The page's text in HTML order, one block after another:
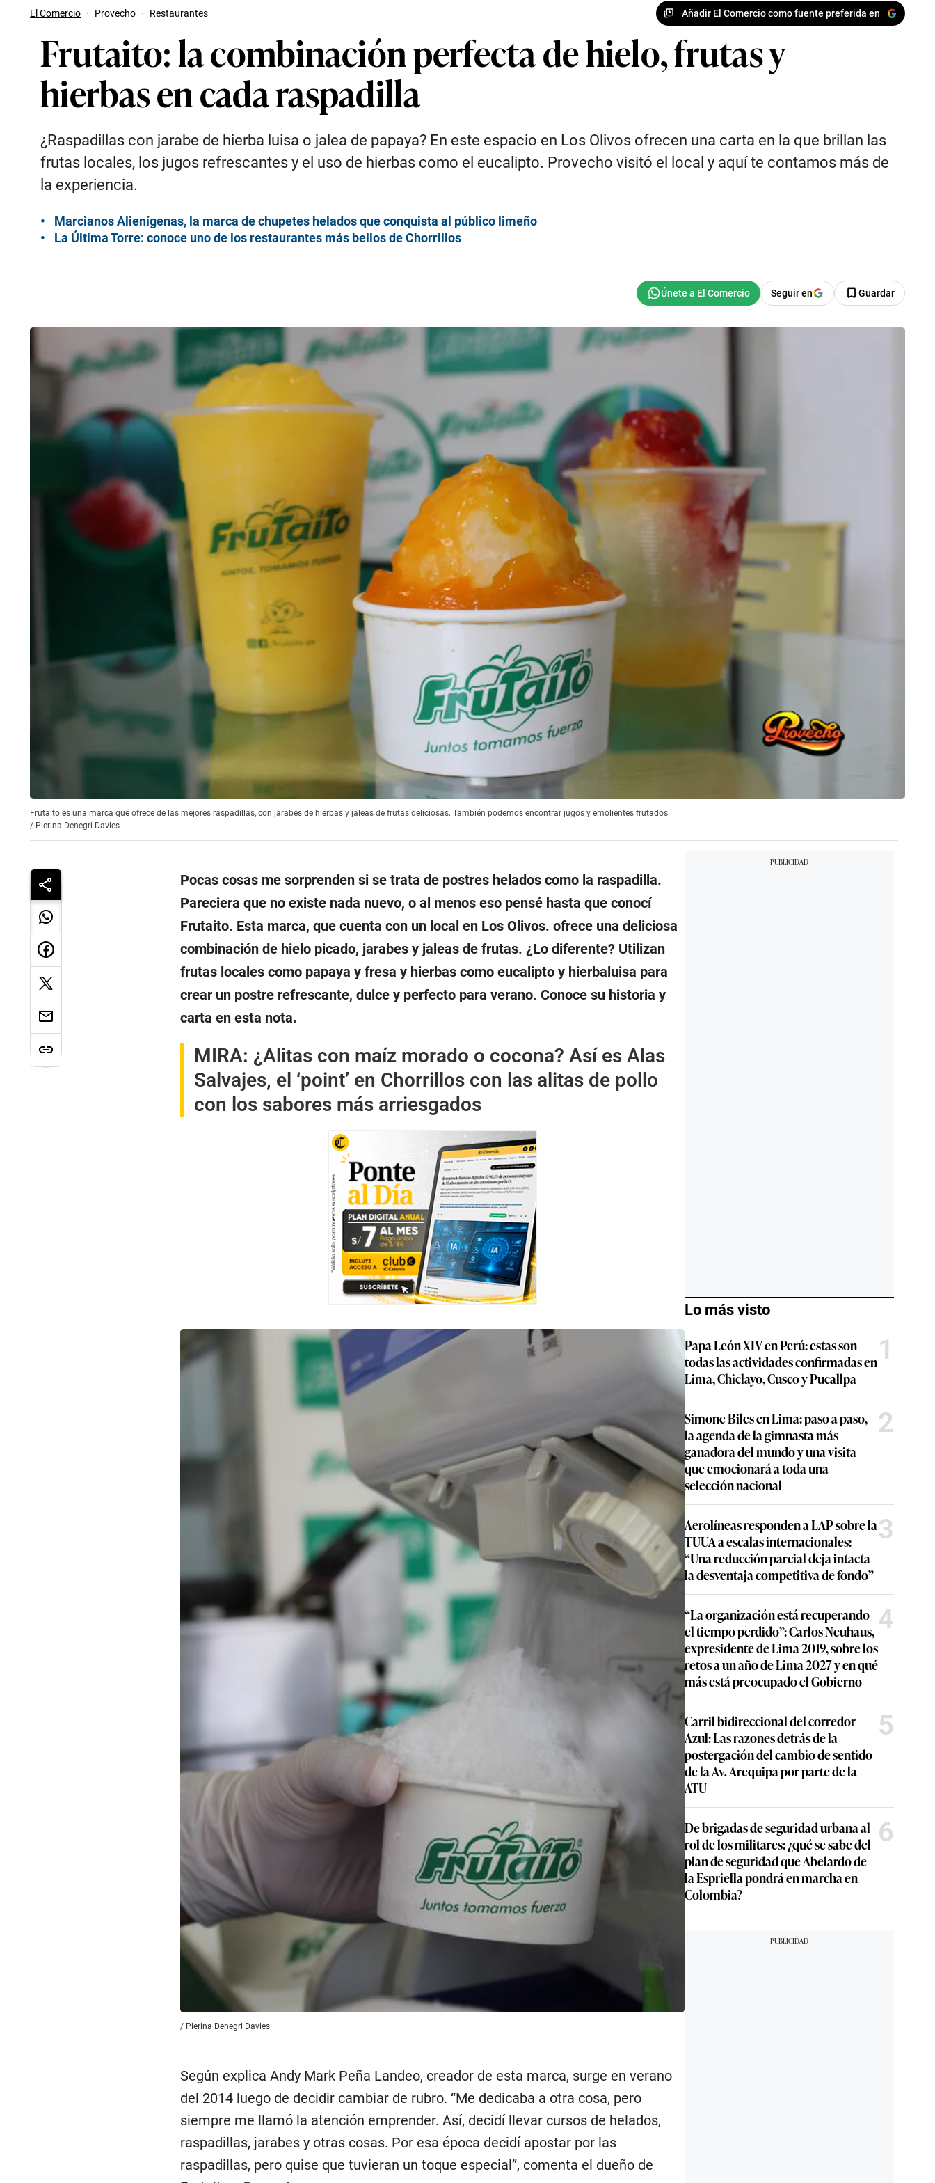
El Comercio · Provecho · Restaurantes Añadir El Comercio como fuente preferida en
Frutaito: la combinación perfecta de hielo, frutas y
hierbas en cada raspadilla
¿Raspadillas con jarabe de hierba luisa o jalea de papaya? En este espacio en Los Olivos ofrecen una carta en la que brillan las
frutas locales, los jugos refrescantes y el uso de hierbas como el eucalipto. Provecho visitó el local y aquí te contamos más de
la experiencia.
Marcianos Alienígenas, la marca de chupetes helados que conquista al público limeño
La Última Torre: conoce uno de los restaurantes más bellos de Chorrillos
Seguir en Guardar
Frutaito es una marca que ofrece de las mejores raspadillas, con jarabes de hierbas y jaleas de frutas deliciosas. También podemos encontrar jugos y emolientes frutados.
/ Pierina Denegri Davies
Pocas cosas me sorprenden si se trata de postres helados como la raspadilla.
Pareciera que no existe nada nuevo, o al menos eso pensé hasta que conocí
Frutaito. Esta marca, que cuenta con un local en Los Olivos. ofrece una deliciosa
combinación de hielo picado, jarabes y jaleas de frutas. ¿Lo diferente? Utilizan
frutas locales como papaya y fresa y hierbas como eucalipto y hierbaluisa para
crear un postre refrescante, dulce y perfecto para verano. Conoce su historia y
carta en esta nota.
MIRA: ¿Alitas con maíz morado o cocona? Así es Alas
Salvajes, el ‘point’ en Chorrillos con las alitas de pollo
con los sabores más arriesgados
/ Pierina Denegri Davies
Según explica Andy Mark Peña Landeo, creador de esta marca, surge en verano
del 2014 luego de decidir cambiar de rubro. “Me dedicaba a otra cosa, pero
siempre me llamó la atención emprender. Así, decidí llevar cursos de helados,
raspadillas, jarabes y otras cosas. Por esa época decidí apostar por las
raspadillas, pero quise que tuvieran un toque especial”, comenta el dueño de
Lo más visto
Papa León XIV en Perú: estas son
todas las actividades confirmadas en
Lima, Chiclayo, Cusco y Pucallpa
1
Simone Biles en Lima: paso a paso,
la agenda de la gimnasta más
ganadora del mundo y una visita
que emocionará a toda una
selección nacional
2
Aerolíneas responden a LAP sobre la
TUUA a escalas internacionales:
“Una reducción parcial deja intacta
la desventaja competitiva de fondo”
3
“La organización está recuperando
el tiempo perdido”: Carlos Neuhaus,
expresidente de Lima 2019, sobre los
retos a un año de Lima 2027 y en qué
más está preocupado el Gobierno
4
Carril bidireccional del corredor
Azul: Las razones detrás de la
postergación del cambio de sentido
de la Av. Arequipa por parte de la
ATU
5
De brigadas de seguridad urbana al
rol de los militares: ¿qué se sabe del
plan de seguridad que Abelardo de
la Espriella pondrá en marcha en
Colombia?
6